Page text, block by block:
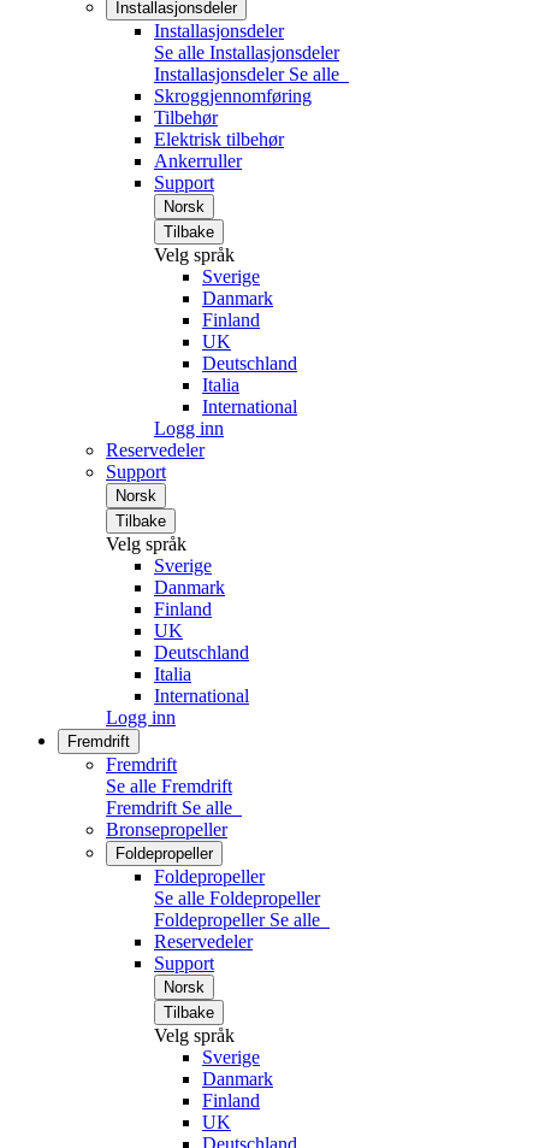
Installasjonsdeler
Installasjonsdeler
Se alle Installasjonsdeler
Installasjonsdeler Se alle
Skroggjennomføring
Tilbehør
Elektrisk tilbehør
Ankerruller
Support
Norsk
Tilbake
Velg språk
Sverige
Danmark
Finland
UK
Deutschland
Italia
International
Logg inn
Reservedeler
Support
Norsk
Tilbake
Velg språk
Sverige
Danmark
Finland
UK
Deutschland
Italia
International
Logg inn
Fremdrift
Fremdrift
Se alle Fremdrift
Fremdrift Se alle
Bronsepropeller
Foldepropeller
Foldepropeller
Se alle Foldepropeller
Foldepropeller Se alle
Reservedeler
Support
Norsk
Tilbake
Velg språk
Sverige
Danmark
Finland
UK
Deutschland